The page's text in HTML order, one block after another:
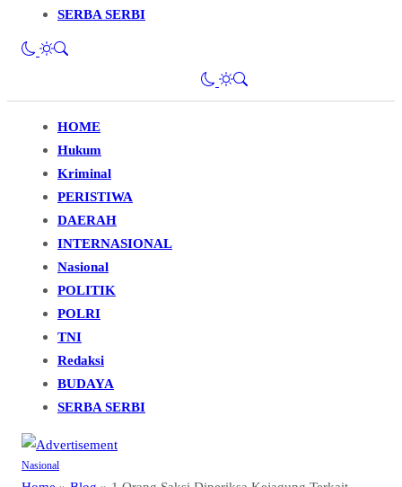
SERBA SERBI
HOME
Hukum
Kriminal
PERISTIWA
DAERAH
INTERNASIONAL
Nasional
POLITIK
POLRI
TNI
Redaksi
BUDAYA
SERBA SERBI
Nasional